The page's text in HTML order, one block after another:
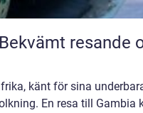
resande
känt för sina
En resa till Gambia